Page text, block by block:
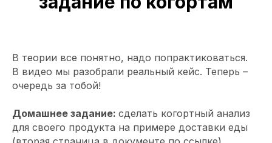
В теории все понятно, надо попрактиковаться.
В видео мы разобрали реальный кейс. Теперь –
очередь за тобой!
Домашнее задание: сделать когортный анализ
для своего продукта на примере доставки еды